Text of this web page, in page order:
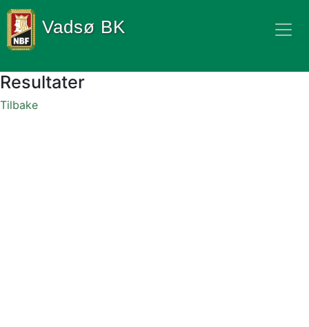
Vadsø BK
Resultater
Tilbake